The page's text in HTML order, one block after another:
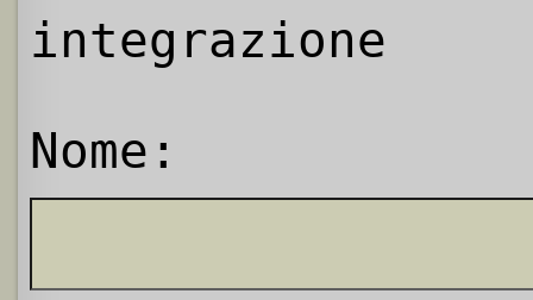
integrazione
Nome: